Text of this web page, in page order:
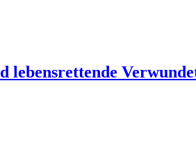
lebensrettende